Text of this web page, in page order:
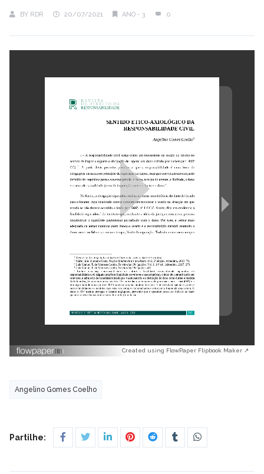
BY RDR 20/07/2021 ANO - 3 0
Created using FlowPaper Flipbook Maker ↗
Angelino Gomes Coelho
Partilhe: